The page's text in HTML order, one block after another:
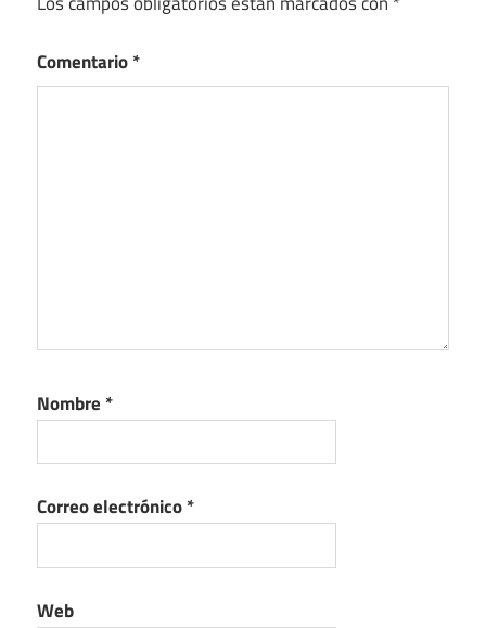
Comentario*
Nombre *
Correo electrónico*
Web